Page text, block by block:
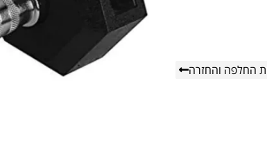
החלפה והחזרה